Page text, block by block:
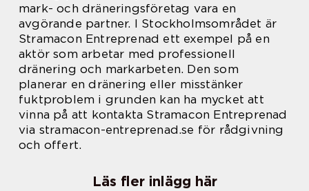
mark- och dräneringsföretag vara en
avgörande partner. I Stockholmsområdet är
Stramacon Entreprenad ett exempel på en
aktör som arbetar med professionell
dränering och markarbeten. Den som
planerar en dränering eller misstänker
fuktproblem i grunden kan ha mycket att
vinna på att kontakta Stramacon Entreprenad
via stramacon-entreprenad.se för rådgivning
och offert.
Läs fler inlägg här